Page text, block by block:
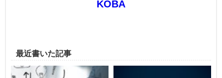
KOBA
最近書いた記事